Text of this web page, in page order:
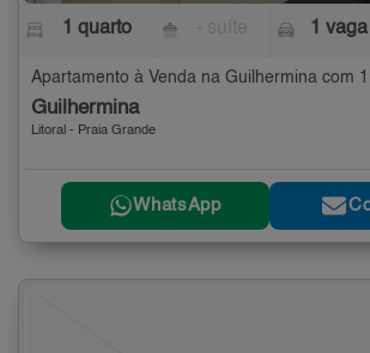
1 quarto 1 vaga
Apartamento à Venda na Guilhermina com
Guilhermina
Litoral - Praia Grande
WhatsApp